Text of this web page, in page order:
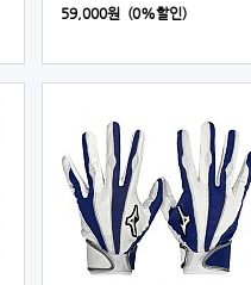
59,000원 (0%할인)